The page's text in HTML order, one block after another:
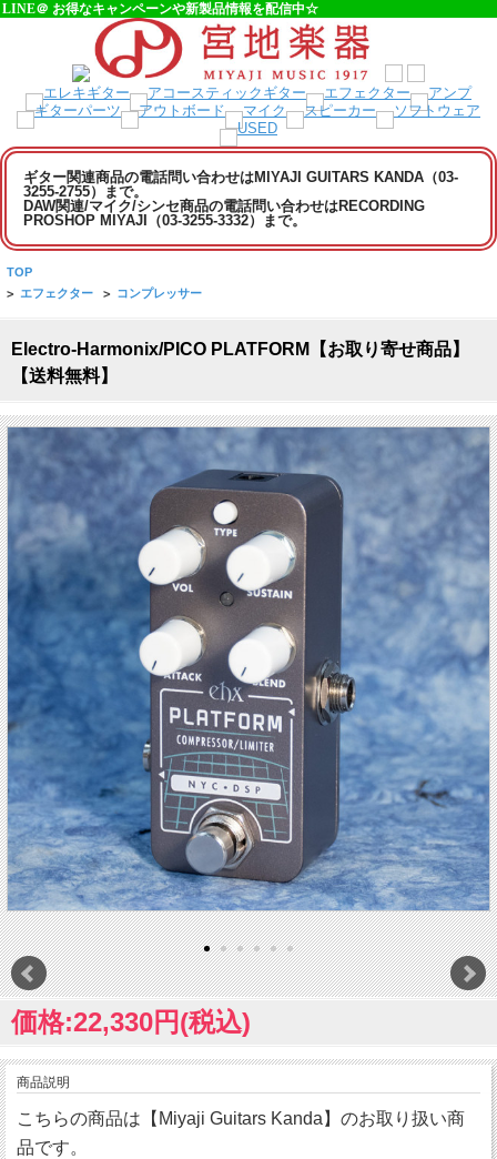
LINE＠ お得なキャンペーンや新製品情報を配信中☆
ギター関連商品の電話問い合わせはMIYAJI GUITARS KANDA（03-
3255-2755）まで。
DAW関連/マイク/シンセ商品の電話問い合わせはRECORDING
PROSHOP MIYAJI（03-3255-3332）まで。
TOP
> エフェクター > コンプレッサー
Electro-Harmonix/PICO PLATFORM【お取り寄せ商品】
【送料無料】
価格:22,330円(税込)
商品説明
こちらの商品は【Miyaji Guitars Kanda】のお取り扱い商
品です。